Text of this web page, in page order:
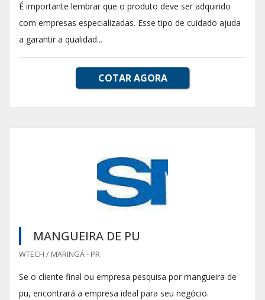
É importante lembrar que o produto deve ser adquirido
com empresas especializadas. Esse tipo de cuidado ajuda
a garantir a qualidad...
COTAR AGORA
MANGUEIRA DE PU
WTECH / MARINGÁ - PR
Se o cliente final ou empresa pesquisa por mangueira de
pu, encontrará a empresa ideal para seu negócio.